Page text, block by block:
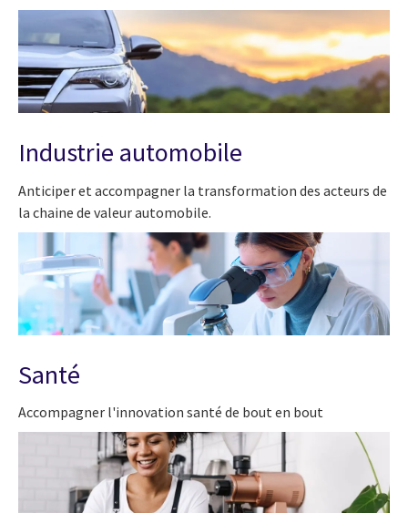
Industrie automobile
Anticiper et accompagner la transformation des acteurs de
la chaine de valeur automobile.
Santé
Accompagner l'innovation santé de bout en bout